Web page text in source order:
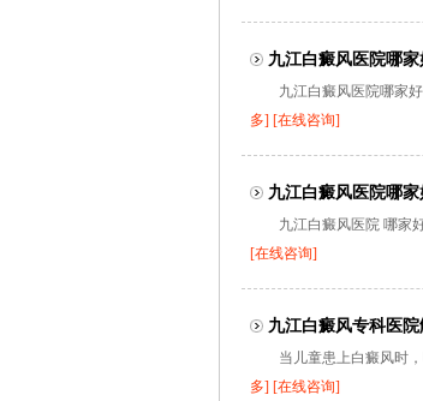
九江白癜风医院哪
九江白癜风医院哪家
多] [在线咨询]
九江白癜风医院哪
九江白癜风医院 哪家
[在线咨询]
九江白癜风专科医
当儿童患上白癜风时
多] [在线咨询]